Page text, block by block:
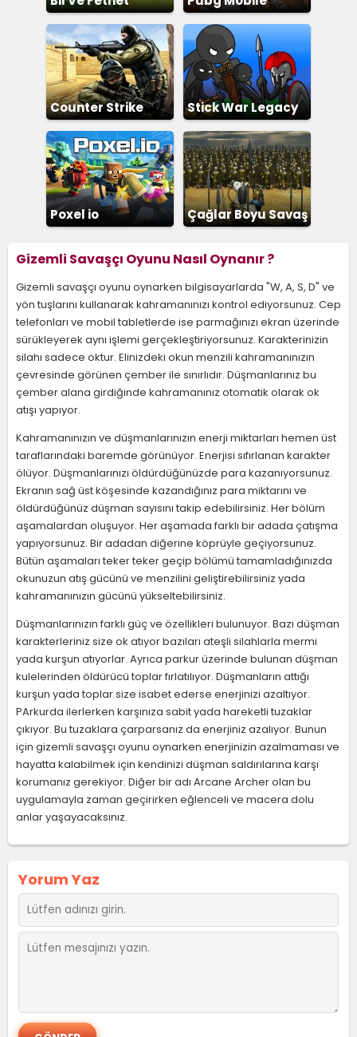
Counter Strike Stick War Legacy
Poxel io
Çağlar Boyu Savaş
Gizemli Savaşçı Oyunu Nasıl Oynanır ?
Gizemli savaşçı oyunu oynarken bilgisayarlarda "W, A, S, D" ve
yön tuşlarını kullanarak kahramanınızı kontrol ediyorsunuz. Cep
telefonları ve mobil tabletlerde ise parmağınızı ekran üzerinde
sürükleyerek aynı işlemi gerçekleştiriyorsunuz. Karakterinizin
silahı sadece oktur. Elinizdeki okun menzili kahramanınızın
çevresinde görünen çember ile sınırlıdır. Düşmanlarınız bu
çember alana girdiğinde kahramanınız otomatik olarak ok
atışı yapıyor.
Kahramanınızın ve düşmanlarınızın enerji miktarları hemen üst
taraflarındaki baremde görünüyor. Enerjisi sıfırlanan karakter
ölüyor. Düşmanlarınızı öldürdüğünüzde para kazanıyorsunuz.
Ekranın sağ üst köşesinde kazandığınız para miktarını ve
öldürdüğünüz düşman sayısını takip edebilirsiniz. Her bölüm
aşamalardan oluşuyor. Her aşamada farklı bir adada çatışma
yapıyorsunuz. Bir adadan diğerine köprüyle geçiyorsunuz.
Bütün aşamaları teker teker geçip bölümü tamamladığınızda
okunuzun atış gücünü ve menzilini geliştirebilirsiniz yada
kahramanınızın gücünü yükseltebilirsiniz.
Düşmanlarınızın farklı güç ve özellikleri bulunuyor. Bazı düşman
karakterleriniz size ok atıyor bazıları ateşli silahlarla mermi
yada kurşun atıyorlar. Ayrıca parkur üzerinde bulunan düşman
kulelerinden öldürücü toplar fırlatılıyor. Düşmanların attığı
kurşun yada toplar size isabet ederse enerjinizi azaltıyor.
PArkurda ilerlerken karşınıza sabit yada hareketli tuzaklar
çıkıyor. Bu tuzaklara çarparsanız da enerjiniz azalıyor. Bunun
için gizemli savaşçı oyunu oynarken enerjinizin azalmaması ve
hayatta kalabilmek için kendinizi düşman saldırılarına karşı
korumanız gerekiyor. Diğer bir adı Arcane Archer olan bu
uygulamayla zaman geçirirken eğlenceli ve macera dolu
anlar yaşayacaksınız.
Yorum Yaz